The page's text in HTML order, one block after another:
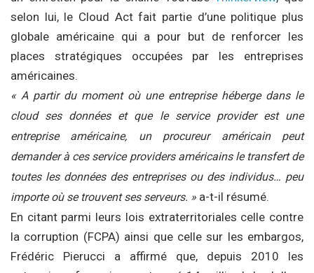
selon lui, le Cloud Act fait partie d’une politique plus
globale américaine qui a pour but de renforcer les
places stratégiques occupées par les entreprises
américaines.
« A partir du moment où une entreprise héberge dans le
cloud ses données et que le service provider est une
entreprise américaine, un procureur américain peut
demander à ces service providers américains le transfert de
toutes les données des entreprises ou des individus… peu
importe où se trouvent ses serveurs. » a-t-il résumé.
En citant parmi leurs lois extraterritoriales celle contre
la corruption (FCPA) ainsi que celle sur les embargos,
Frédéric Pierucci a affirmé que, depuis 2010 les